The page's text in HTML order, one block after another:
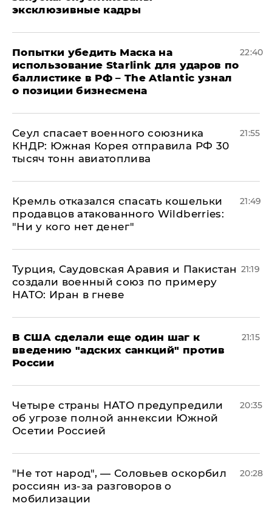
эксклюзивные кадры
Попытки убедить Маска на
использование Starlink для ударов по
баллистике в РФ – The Atlantic узнал
о позиции бизнесмена
22:40
​Сеул спасает военного союзника
КНДР: Южная Корея отправила РФ 30
тысяч тонн авиатоплива
21:55
Кремль отказался спасать кошельки
продавцов атакованного Wildberries:
"Ни у кого нет денег"
21:49
Турция, Саудовская Аравия и Пакистан
создали военный союз по примеру
НАТО: Иран в гневе
21:19
В США сделали еще один шаг к
введению "адских санкций" против
России
21:15
Четыре страны НАТО предупредили
об угрозе полной аннексии Южной
Осетии Россией
20:35
​"Не тот народ", — Соловьев оскорбил
россиян из-за разговоров о
мобилизации
20:28